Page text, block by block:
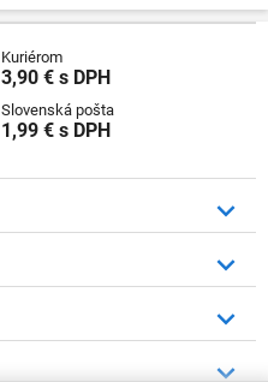
Kuriérom
3,90 € s DPH
Slovenská pošta
1,99 € s DPH